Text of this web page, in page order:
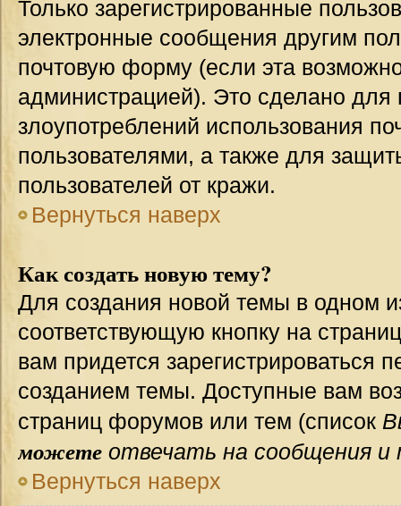
Только зарегистрированные
электронные сообщения другим
почтовую форму (если эта
администрацией). Это сделано для
злоупотреблений использования
пользователями, а также для
пользователей от кражи.
Вернуться наверх
Как создать новую тему?
Для создания новой темы в одном
соответствующую кнопку на
вам придется зарегистрироваться
созданием темы. Доступные вам
страниц форумов или тем (список
можете отвечать на сообщения и
Вернуться наверх